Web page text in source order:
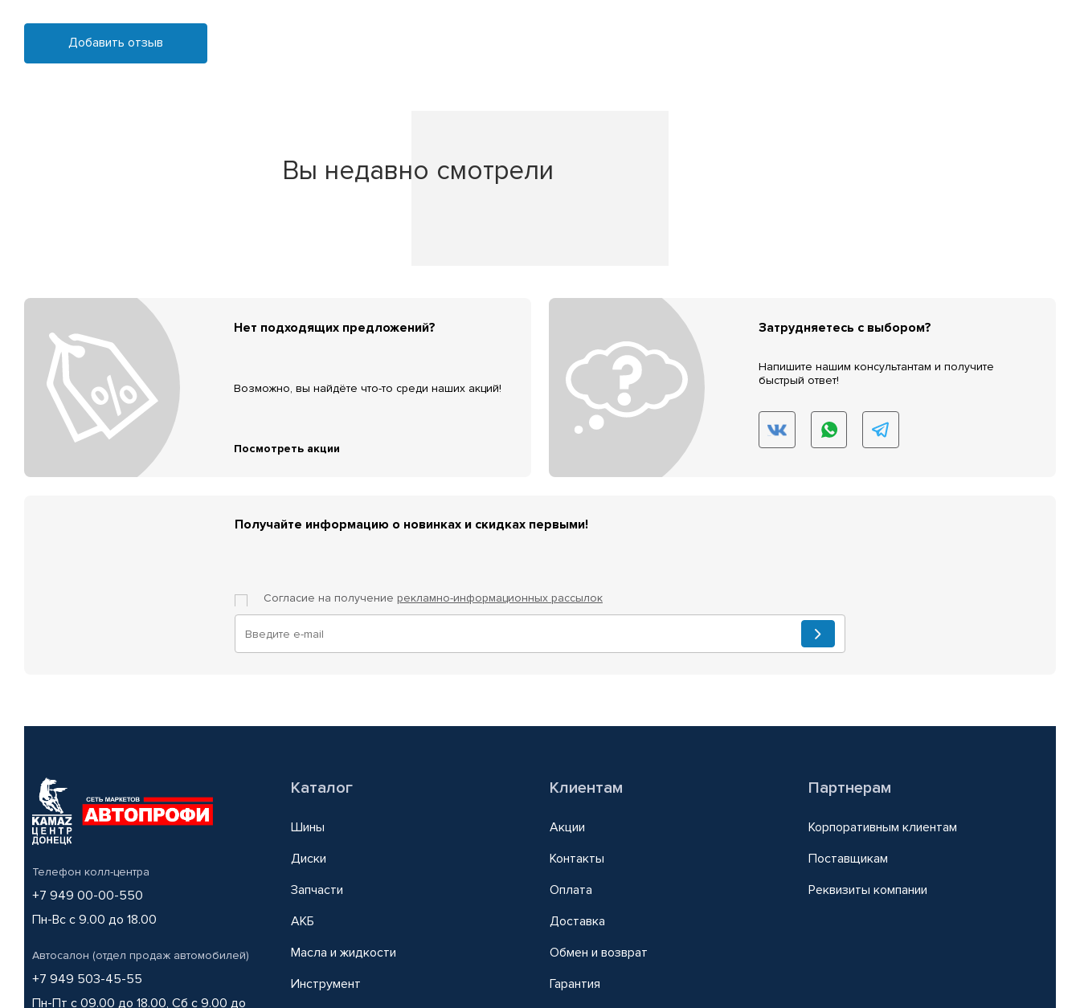
Добавить отзыв
Вы недавно смотрели
Нет подходящих предложений?
Возможно, вы найдёте что-то среди наших акций!
Посмотреть акции
Затрудняетесь с выбором?
Напишите нашим консультантам и получите
быстрый ответ!
Получайте информацию о новинках и скидках первыми!
Согласие на получение рекламно-информационных рассылок
Телефон колл-центра
+7 949 00-00-550
Пн-Вс с 9.00 до 18.00
Автосалон (отдел продаж автомобилей)
+7 949 503-45-55
Пн-Пт с 09.00 до 18.00, Сб с 9.00 до
Каталог
Шины
Диски
Запчасти
АКБ
Масла и жидкости
Инструмент
Клиентам
Акции
Контакты
Оплата
Доставка
Обмен и возврат
Гарантия
Партнерам
Корпоративным клиентам
Поставщикам
Реквизиты компании